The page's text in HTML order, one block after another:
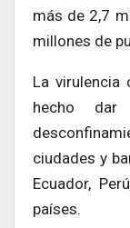
más de 2,7
millones de
La virulencia
hecho
ciudades y
Ecuador,
países.